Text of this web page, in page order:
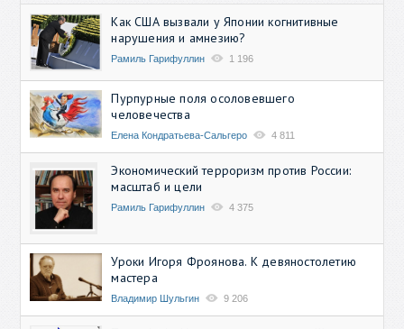
Как США вызвали у Японии когнитивные
нарушения и амнезию?
Рамиль Гарифуллин 1 196
Пурпурные поля осоловевшего
человечества
Елена Кондратьева-Сальгеро 4 811
Экономический терроризм против России:
масштаб и цели
Рамиль Гарифуллин 4 375
Уроки Игоря Фроянова. К девяностолетию
мастера
Владимир Шульгин 9 206